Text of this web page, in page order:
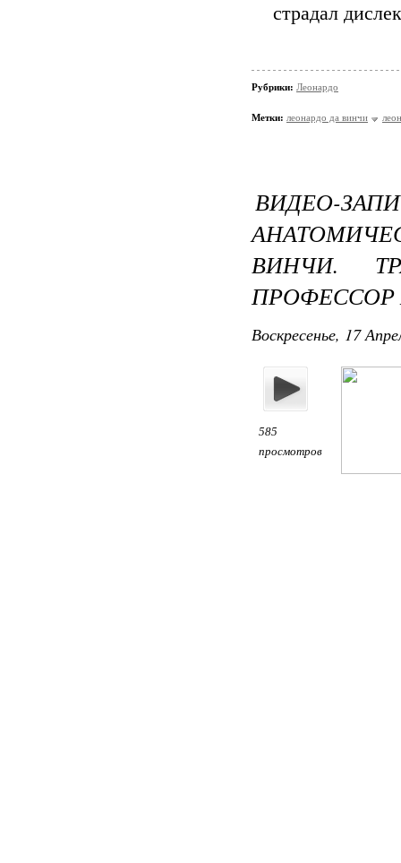
страдал
Рубрики: Леонардо
Метки: леонардо да винчи
ВИДЕО-
ВИНЧИ.
Воскресенье, 17
585
просмотров